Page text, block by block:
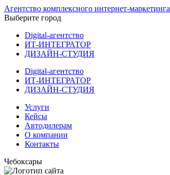
Агентство комплексного интернет-маркетинга
Выберите город
Digital-агентство
ИТ-ИНТЕГРАТОР
ДИЗАЙН-СТУДИЯ
Digital-агентство
ИТ-ИНТЕГРАТОР
ДИЗАЙН-СТУДИЯ
Услуги
Кейсы
Автодилерам
О компании
Контакты
Чебоксары